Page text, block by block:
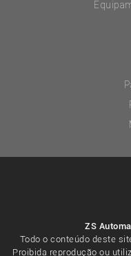
ZS
Todo o conteúdo deste
Proibida reprodução ou